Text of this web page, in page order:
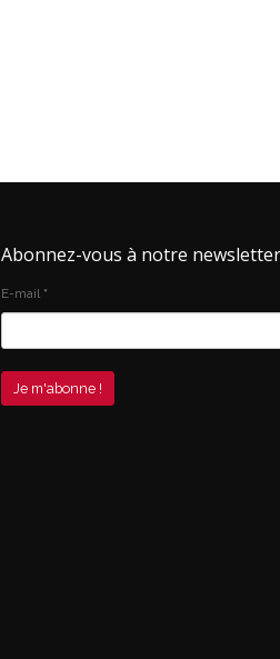
Abonnez-vous à notre newsletter
E-mail *